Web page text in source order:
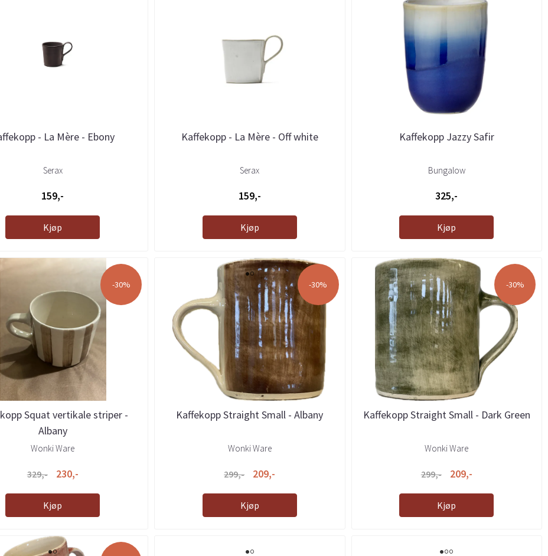
- La Mère - Ebony
Serax
159,-
Kjøp
Kaffekopp - La Mère - Off white
Serax
159,-
Kjøp
Kaffekopp Jazzy Safir
Bungalow
325,-
Kjøp
-30%
Squat vertikale striper -
Albany
Wonki Ware
329,- 230,-
Kjøp
-30%
Kaffekopp Straight Small - Albany
Wonki Ware
299,- 209,-
Kjøp
-30%
Kaffekopp Straight Small - Dark Green
Wonki Ware
299,- 209,-
Kjøp